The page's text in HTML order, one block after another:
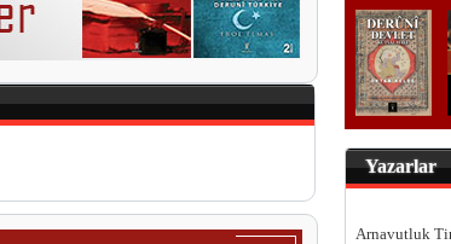
Yazarlar
Arnavutluk